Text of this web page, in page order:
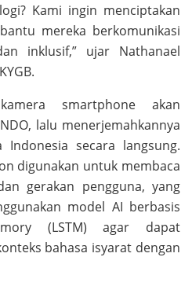
Kami ingin menciptakan
mereka berkomunikasi
inklusif,” ujar Nathanael
smartphone akan
lalu menerjemahkannya
Indonesia secara langsung.
digunakan untuk membaca
gerakan pengguna, yang
model AI berbasis
(LSTM) agar dapat
bahasa isyarat dengan